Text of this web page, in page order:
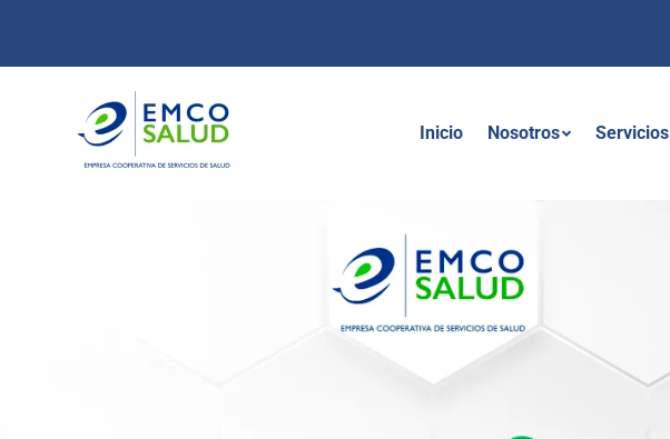
Inicio Nosotros Servicios